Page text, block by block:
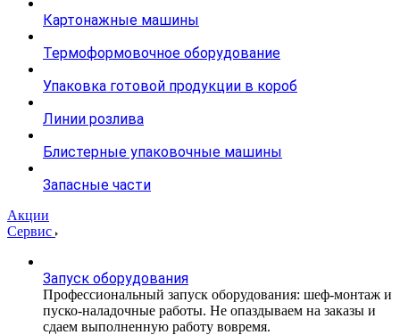
Картонажные машины
Термоформовочное оборудование
Упаковка готовой продукции в короб
Линии розлива
Блистерные упаковочные машины
Запасные части
Акции
Сервис
Запуск оборудования
Профессиональный запуск оборудования: шеф-монтаж и
пуско-наладочные работы. Не опаздываем на заказы и
сдаем выполненную работу вовремя.